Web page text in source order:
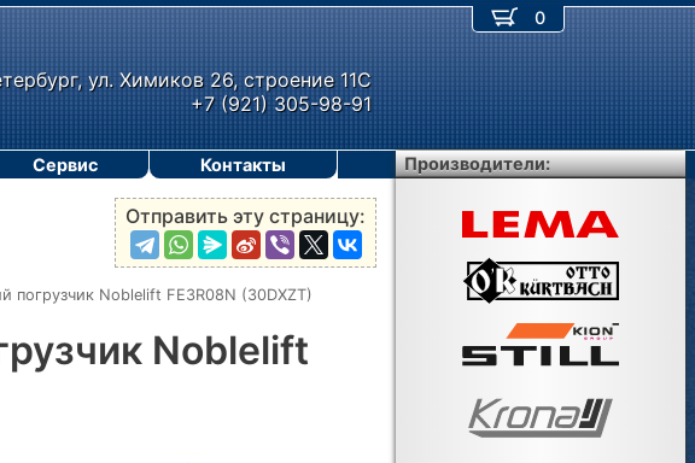
ул. Химиков 26, строение 11С
+7 (921) 305-98-91
Отправить эту страницу:
погрузчик Noblelift FE3R08N (30DXZT)
Noblelift
0
Сервис Контакты Производители: